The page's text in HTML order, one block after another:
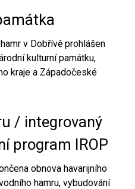
v Dobřívě prohlášen
kulturní památku,
kraje a Západočeské
/ integrovaný
program IROP
obnova havarijního
hamru, vybudování